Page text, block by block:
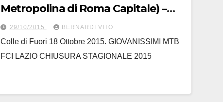
Metropolina di Roma Capitale) –
Giovanissimi : Chiusura della
stagione agonistica – Da Giovanni
Maialetti
29/10/2015 BERNARDI VITO
Colle di Fuori 18 Ottobre 2015. GIOVANISSIMI MTB
FCI LAZIO CHIUSURA STAGIONALE 2015